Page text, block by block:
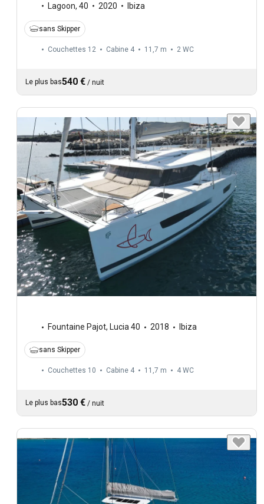
Lagoon, 40 2020 Ibiza
sans Skipper
Couchettes 12 Cabine 4 11,7 m 2 WC
Le plus bas540 € / nuit
Fountaine Pajot, Lucia 40 2018 Ibiza
sans Skipper
Couchettes 10 Cabine 4 11,7 m 4 WC
Le plus bas530 € / nuit